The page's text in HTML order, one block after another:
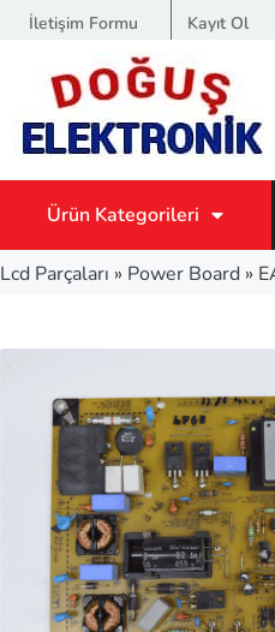
İletişim Formu Kayıt Ol
Ürün Kategorileri
Lcd Parçaları » Power Board »